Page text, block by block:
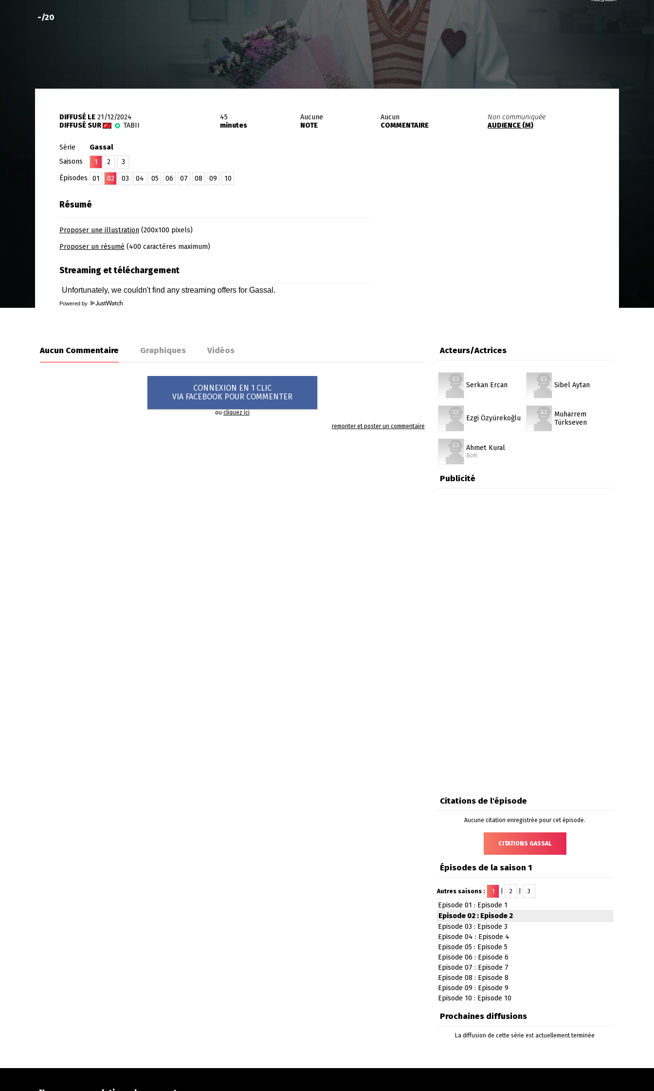
-/20
DIFFUSÉ LE 21/12/2024
DIFFUSÉ SUR
TABII
45
minutes
Aucune
NOTE
Aucun
COMMENTAIRE
Non communiquée
AUDIENCE (M)
Série
Gassal
Saisons
1 2
3
Épisodes
01 02 03 04 05 06 07 08 09 10
Résumé
Proposer une illustration (200x100 pixels)
Proposer un résumé (400 caractères maximum)
Streaming et téléchargement
Powered by
Aucun Commentaire Graphiques Vidéos
CONNEXION EN 1 CLIC
VIA FACEBOOK POUR COMMENTER
oucliquez ici
remonter et poster un commentaire
Acteurs/Actrices
Serkan Ercan Sibel Aytan
Ezgi Özyürekoğlu
Muharrem
Türkseven
Ahmet Kural
Baki
Publicité
Citations de l'épisode
Aucune citation enregistrée pour cet épisode.
CITATIONS GASSAL
Épisodes de la saison 1
Autres saisons : 1 2 3
Episode 01 : Episode 1
Episode 02 : Episode 2
Episode 03 : Episode 3
Episode 04 : Episode 4
Episode 05 : Episode 5
Episode 06 : Episode 6
Episode 07 : Episode 7
Episode 08 : Episode 8
Episode 09 : Episode 9
Episode 10 : Episode 10
Prochaines diffusions
La diffusion de cette série est actuellement terminée